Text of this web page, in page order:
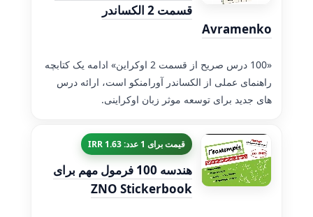
قسمت 2 الکساندر
Avramenko
«100 درس صریح از قسمت 2 اوکراین» ادامه یک کتابچه
راهنمای عملی از الکساندر آورامنکو است، ارائه درس
های جدید برای توسعه موثر زبان اوکراینی.
قیمت برای 1 عدد: 1.63 IRR
هندسه 100 فرمول مهم برای
ZNO Stickerbook